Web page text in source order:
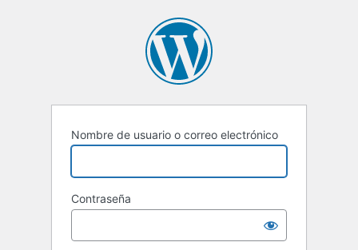
Nombre de usuario o correo electrónico
Contraseña